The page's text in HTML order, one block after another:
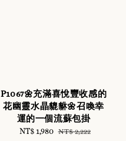
P1067🌼充滿喜悅豐收感的
花幽靈水晶貔貅🌼召喚幸
運的一個流蘇包掛
Sale
NT$ 1,980 Regular
NT$ 2,222